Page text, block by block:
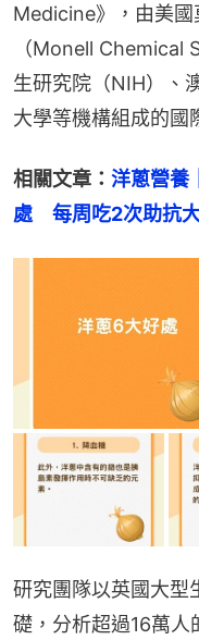
Medicine》，由美
（Monell Chemical
生研究院（NIH）、
大學等機構組成的國
相關文章： 洋蔥營養
處　每周吃2次助抗
研究團隊以英國大型
礎，分析超過16萬人